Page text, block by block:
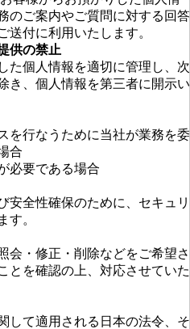
のご案内やご質問に対する回答
送付に利用いたします。
供の禁止
た個人情報を適切に管理し、次
き、個人情報を第三者に開示い
を行なうために当社が業務を委
合
必要である場合
安全性確保のために、セキュリ
す。
会・修正・削除などをご希望さ
とを確認の上、対応させていた
して適用される日本の法令、そ